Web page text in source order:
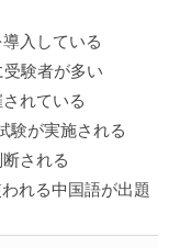
入している
験者が多い
れている
験が実施される
される
れる中国語が出題